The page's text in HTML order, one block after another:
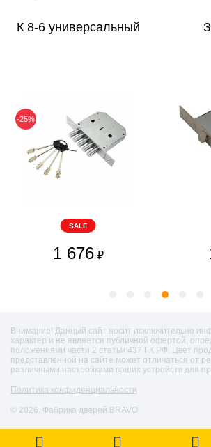
К 8-6 универсальный
-25%
SALE
1 676 ₽
Внимание! Данный сайт носит исключительно
характер и не является публичной офертой,
положениями части 2 статьи 437 ГК РФ. Цвет
представленной на сайте может отличаться от
различными настройками ваших устройств для
Политика конфиденциальности
© 2026. Фабрика дверей BRAVO